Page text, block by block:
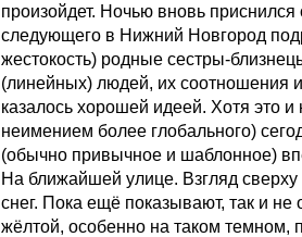
произойдет. Ночью вновь
следующего в Нижний Новгород
жестокость) родные сестры-
(линейных) людей, их соотношения
казалось хорошей идеей. Хотя это
неимением более глобального)
(обычно привычное и шаблонное)
На ближайшей улице. Взгляд сверху
снег. Пока ещё показывают, так и не
жёлтой, особенно на таком темном,